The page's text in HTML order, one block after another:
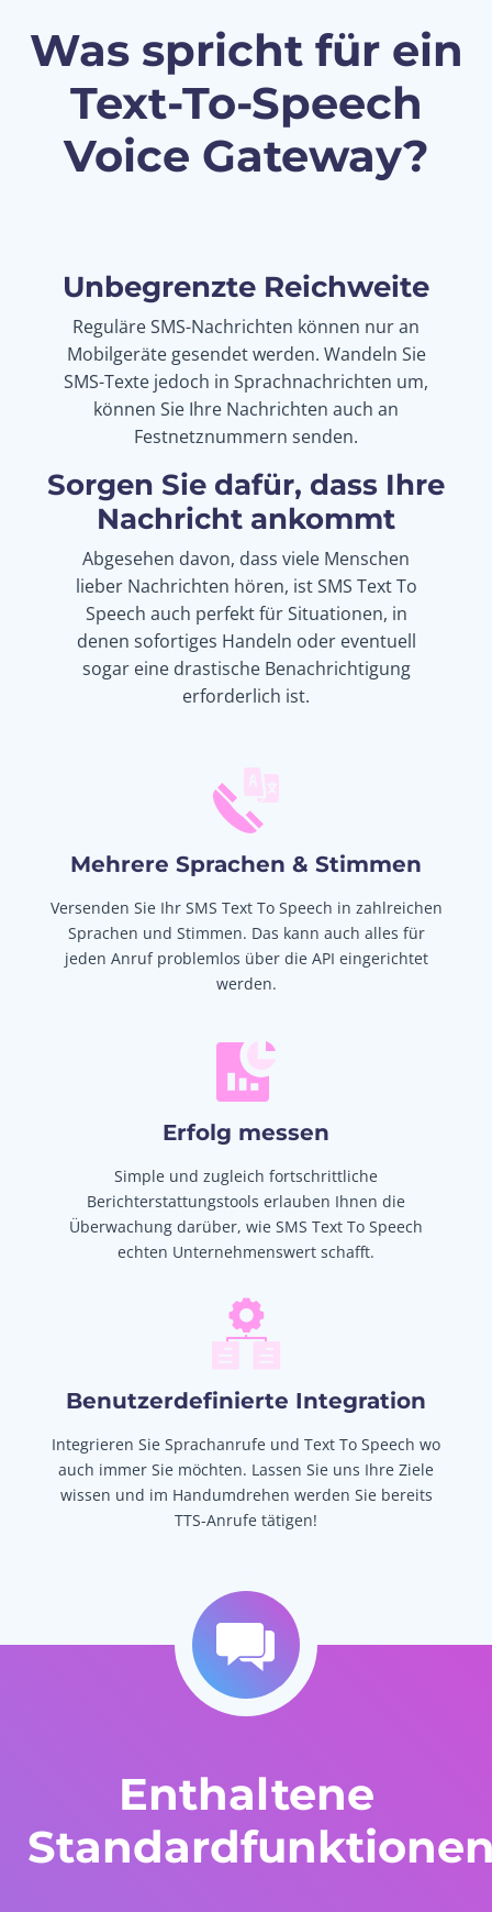
Was spricht für ein
Text-To-Speech
Voice Gateway?
Unbegrenzte Reichweite
Reguläre SMS-Nachrichten können nur an
Mobilgeräte gesendet werden. Wandeln Sie
SMS-Texte jedoch in Sprachnachrichten um,
können Sie Ihre Nachrichten auch an
Festnetznummern senden.
Sorgen Sie dafür, dass Ihre
Nachricht ankommt
Abgesehen davon, dass viele Menschen
lieber Nachrichten hören, ist SMS Text To
Speech auch perfekt für Situationen, in
denen sofortiges Handeln oder eventuell
sogar eine drastische Benachrichtigung
erforderlich ist.
Mehrere Sprachen & Stimmen
Versenden Sie Ihr SMS Text To Speech in zahlreichen
Sprachen und Stimmen. Das kann auch alles für
jeden Anruf problemlos über die API eingerichtet
werden.
Erfolg messen
Simple und zugleich fortschrittliche
Berichterstattungstools erlauben Ihnen die
Überwachung darüber, wie SMS Text To Speech
echten Unternehmenswert schafft.
Benutzerdefinierte Integration
Integrieren Sie Sprachanrufe und Text To Speech wo
auch immer Sie möchten. Lassen Sie uns Ihre Ziele
wissen und im Handumdrehen werden Sie bereits
TTS-Anrufe tätigen!
Enthaltene